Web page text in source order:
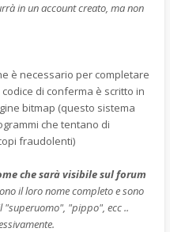
in un account creato, ma non
è necessario per completare
codice di conferma è scritto in
bitmap (questo sistema
che tentano di
fraudolenti)
che sarà visibile sul forum
il loro nome completo e sono
"superuomo", "pippo", ecc ..